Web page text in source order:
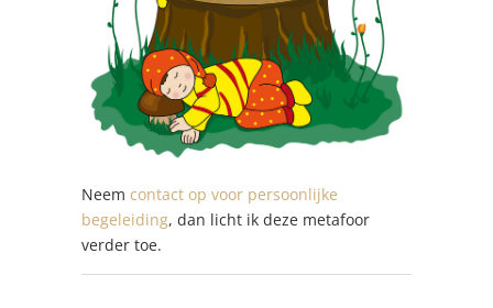
Neem contact op voor persoonlijke
begeleiding, dan licht ik deze metafoor
verder toe.